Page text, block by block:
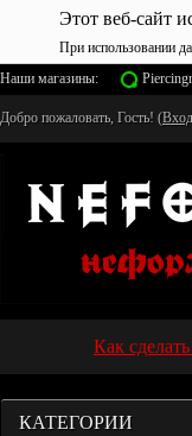
Этот веб-сайт
При использовании
Наши магазины:
Добро пожаловать, Гость! (Вход
Как сделать
КАТЕГОРИИ